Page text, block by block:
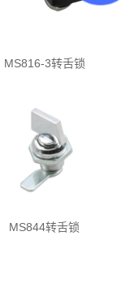
MS816-3转舌锁
MS844转舌锁